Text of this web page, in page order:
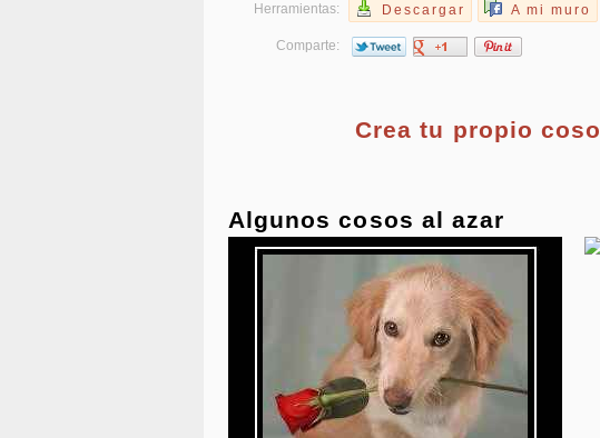
Herramientas: Descargar A mi muro
Comparte:
Crea tu propio coso
Algunos cosos al azar